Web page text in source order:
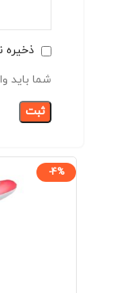
ذخیره
شما باید
-4%